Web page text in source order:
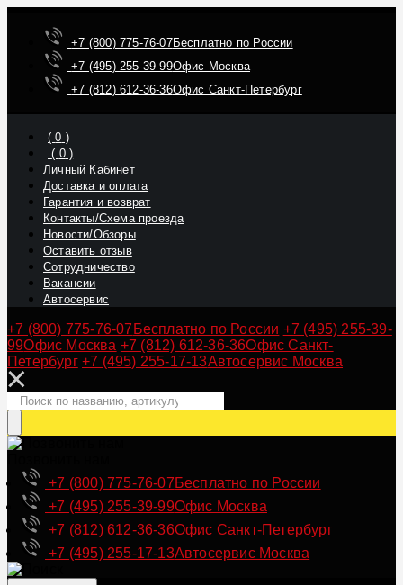
+7 (800) 775-76-07Бесплатно по России
+7 (495) 255-39-99Офис Москва
+7 (812) 612-36-36Офис Санкт-Петербург
(0 )
( 0)
Личный Кабинет
Доставка и оплата
Гарантия и возврат
Контакты/Схема проезда
Новости/Обзоры
Оставить отзыв
Сотрудничество
Вакансии
Автосервис
+7 (800) 775-76-07 Бесплатно по России +7 (495) 255-39-
99Офис Москва +7 (812) 612-36-36Офис Санкт-
Петербург +7 (495) 255-17-13Автосервис Москва
+7 (800) 775-76-07Бесплатно по России
+7 (495) 255-39-99Офис Москва
+7 (812) 612-36-36Офис Санкт-Петербург
+7 (495) 255-17-13Автосервис Москва